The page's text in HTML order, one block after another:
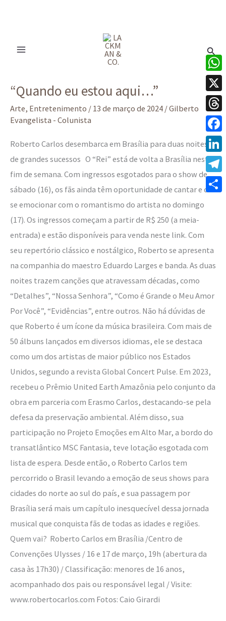
“Quando eu estou aqui…”
Arte, Entretenimento / 13 de março de 2024 /Gilberto
Evangelista - Colunista
Roberto Carlos desembarca em Brasília para duas noites
de grandes sucessos O “Rei” está de volta a Brasília neste
fim de semana. Com ingressos esgotados para o show de
sábado (16), os fãs ainda têm oportunidade de cantar e de
se emocionar com o romantismo do artista no domingo
(17). Os ingressos começam a partir de R$ 250 (a meia-
entrada) e estão disponíveis para venda neste link. Com
seu repertório clássico e nostálgico, Roberto se apresenta
na companhia do maestro Eduardo Larges e banda. As duas
noites trazem canções que atravessam décadas, como
“Detalhes”, “Nossa Senhora”, “Como é Grande o Meu Amor
Por Você”, “Evidências”, entre outros. Não há dúvidas de
que Roberto é um ícone da música brasileira. Com mais de
50 álbuns lançados em diversos idiomas, ele se destaca
como um dos artistas de maior público nos Estados
Unidos, segundo a revista Global Concert Pulse. Em 2023,
recebeu o Prêmio United Earth Amazônia pelo conjunto da
obra em parceria com Erasmo Carlos, destacando-se pela
defesa da preservação ambiental. Além disso, sua
participação no Projeto Emoções em Alto Mar, a bordo do
transatlântico MSC Fantasia, teve lotação esgotada com
lista de espera. Desde então, o Roberto Carlos tem
percorrido o Brasil levando a emoção de seus shows para
cidades do norte ao sul do país, e sua passagem por
Brasília será mais um capítulo inesquecível dessa jornada
musical que conquista fãs de todas as idades e regiões.
Quem vai? Roberto Carlos em Brasília /Centro de
Convenções Ulysses / 16 e 17 de março, 19h (abertura da
casa às 17h30) / Classificação: menores de 16 anos,
acompanhado dos pais ou responsável legal / Visite:
www.robertocarlos.com Fotos: Caio Girardi
eu
estou
aqui…”
X